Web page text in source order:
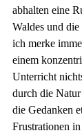
abhalten eine
Waldes und
ich merke
einem
Unterricht
durch die
die Gedanken
Frustrationen